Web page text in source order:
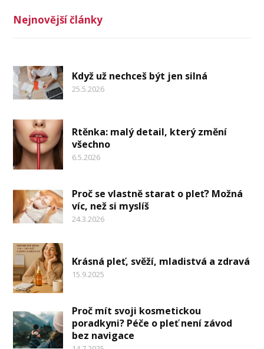
Nejnovější články
Když už nechceš být jen silná
25.5.2026
Rtěnka: malý detail, který změní
všechno
6.5.2026
Proč se vlastně starat o pleť? Možná
víc, než si myslíš
24.3.2026
Krásná pleť, svěží, mladistvá a zdravá
15.9.2025
Proč mít svoji kosmetickou
poradkyni? Péče o pleť není závod
bez navigace